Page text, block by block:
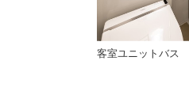
客室ユニットバス